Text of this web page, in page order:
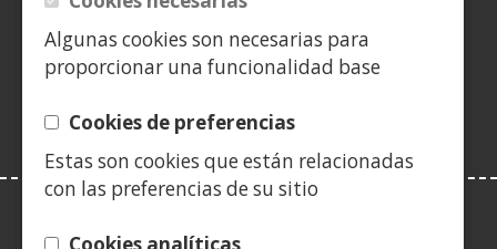
Algunas cookies son necesarias para
proporcionar una funcionalidad base
Cookies de preferencias
Estas son cookies que están relacionadas
con las preferencias de su sitio
berrian)